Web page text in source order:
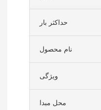
حداکثر بار
نام محصول
ویژگی
محل مبدا